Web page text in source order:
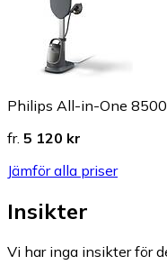
Philips All-in-One
fr. 5 120 kr
Jämför alla priser
Insikter
Vi har inga insikter för